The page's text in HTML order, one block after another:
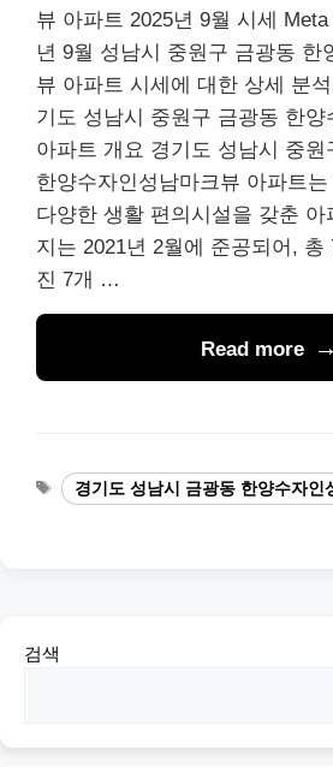
뷰 아파트 2025년 9월 시세
년 9월 성남시 중원구 금광동 한
뷰 아파트 시세에 대한 상세 분
기도 성남시 중원구 금광동 한양
아파트 개요 경기도 성남시 중
한양수자인성남마크뷰 아파트
다양한 생활 편의시설을 갖춘
지는 2021년 2월에 준공되어, 총
진 7개 …
Read more
Tags경기도 성남시 금광동 한양수자인
검색